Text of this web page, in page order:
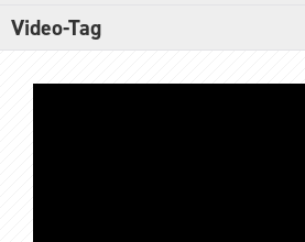
Video-Tag